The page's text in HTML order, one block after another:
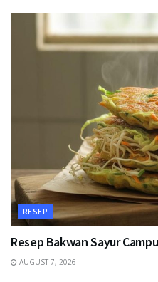
RESEP
Resep Bakwan Sayur
AUGUST 7, 2026